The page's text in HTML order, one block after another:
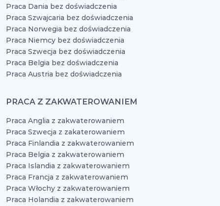
Praca Dania bez doświadczenia
Praca Szwajcaria bez doświadczenia
Praca Norwegia bez doświadczenia
Praca Niemcy bez doświadczenia
Praca Szwecja bez doświadczenia
Praca Belgia bez doświadczenia
Praca Austria bez doświadczenia
PRACA Z ZAKWATEROWANIEM
Praca Anglia z zakwaterowaniem
Praca Szwecja z zakaterowaniem
Praca Finlandia z zakwaterowaniem
Praca Belgia z zakwaterowaniem
Praca Islandia z zakwaterowaniem
Praca Francja z zakwaterowaniem
Praca Włochy z zakwaterowaniem
Praca Holandia z zakwaterowaniem